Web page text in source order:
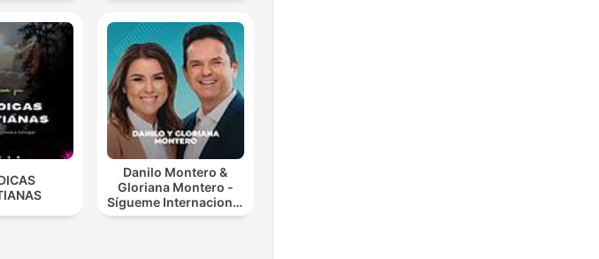
Danilo Montero &
Gloriana Montero -
Sígueme Internacional
| Predicaciones